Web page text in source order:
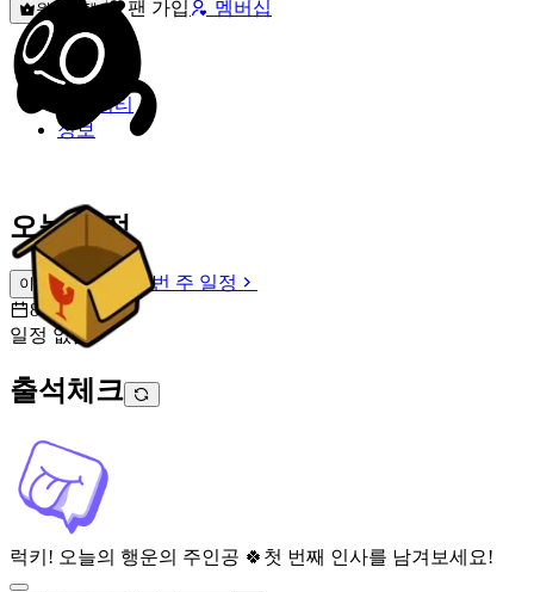
원픽선택 팬 가입 멤버십
밐타운
피드
커뮤니티
정보
오늘 일정
이번 주 일정
이번 주 일정
8월 6일 [목]
일정 없음
출석체크
럭키! 오늘의 행운의 주인공 🍀 첫 번째 인사를 남겨보세요!